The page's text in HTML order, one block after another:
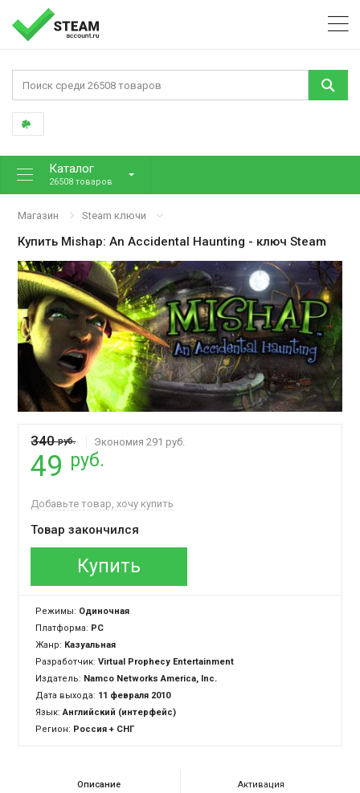
Каталог
26508 товаров
Магазин Steam ключи
Купить Mishap: An Accidental Haunting - ключ Steam
340руб. Экономия 291 руб.
49 руб.
Добавьте товар, хочу купить
Товар закончился
Купить
Режимы: Одиночная
Платформа: PC
Жанр: Казуальная
Разработчик:Virtual Prophecy Entertainment
Издатель: Namco Networks America, Inc.
Дата выхода: 11 февраля 2010
Язык:Английский (интерфейс)
Регион: Россия + СНГ
Описание Активация